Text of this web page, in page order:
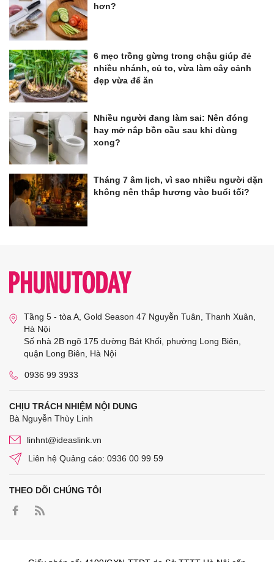
hơn?
6 mẹo trồng gừng trong chậu giúp đẻ
nhiều nhánh, củ to, vừa làm cây cảnh
đẹp vừa để ăn
Nhiều người đang làm sai: Nên đóng
hay mở nắp bồn cầu sau khi dùng
xong?
Tháng 7 âm lịch, vì sao nhiều người dặn
không nên thắp hương vào buổi tối?
Tầng 5 - tòa A, Gold Season 47 Nguyễn Tuân, Thanh Xuân,
Hà Nội
Số nhà 2B ngõ 175 đường Bát Khối, phường Long Biên,
quận Long Biên, Hà Nội
0936 99 3933
CHỊU TRÁCH NHIỆM NỘI DUNG
Bà Nguyễn Thùy Linh
linhnt@ideaslink.vn
Liên hệ Quảng cáo: 0936 00 99 59
THEO DÕI CHÚNG TÔI